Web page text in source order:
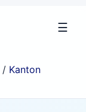
☰
/ Kanton